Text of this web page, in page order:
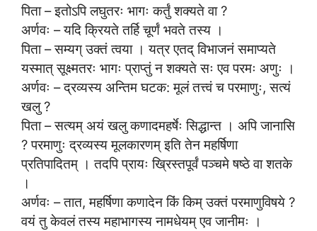
पिता – इतोऽपि लघुतरः भागः कर्तुं शक्यते वा ?
अर्णवः – यदि क्रियते तर्हि चूर्णं भवते तस्य ।
पिता – सम्यग् उक्तं त्वया । यत्र एतद् विभाजनं समाप्यते
यस्मात् सूक्ष्मतरः भागः प्राप्तुं न शक्यते सः एव परमः अणुः ।
अर्णवः – द्रव्यस्य अन्तिम घटक: मूलं तत्त्वं च परमाणुः, सत्यं
खलु ?
पिता – सत्यम् अयं खलु कणादमहर्षेः सिद्धान्त । अपि जानासि
? परमाणुः द्रव्यस्य मूलकारणम् इति तेन महर्षिणा
प्रतिपादितम् । तदपि प्रायः ख्रिस्तपूर्वं पञ्चमे षष्ठे वा शतके
।
अर्णवः – तात, महर्षिणा कणादेन किं किम् उक्तं परमाणुविषये ?
वयं तु केवलं तस्य महाभागस्य नामधेयम् एव जानीमः ।